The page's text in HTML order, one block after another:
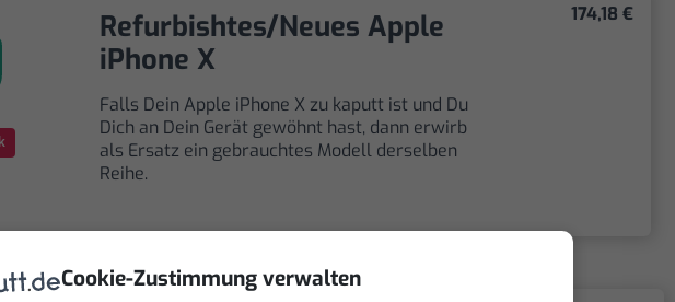
Cookie-Zustimmung verwalten
Refurbishtes/Neues Apple
iPhone X
Falls Dein Apple iPhone X zu kaputt ist und Du
Dich an Dein Gerät gewöhnt hast, dann erwirb
als Ersatz ein gebrauchtes Modell derselben
Reihe.
174,18 €